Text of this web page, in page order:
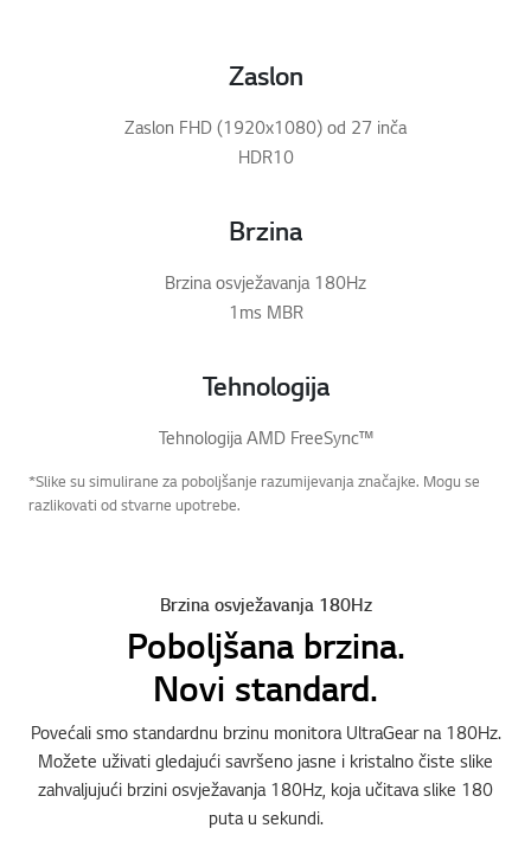
Zaslon
Zaslon FHD (1920x1080) od 27 inča
HDR10
Brzina
Brzina osvježavanja 180Hz
1ms MBR
Tehnologija
Tehnologija AMD FreeSync™
*Slike su simulirane za poboljšanje razumijevanja značajke. Mogu se
razlikovati od stvarne upotrebe.
Brzina osvježavanja 180Hz
Poboljšana brzina.
Novi standard.
Povećali smo standardnu brzinu monitora UltraGear na 180Hz.
Možete uživati gledajući savršeno jasne i kristalno čiste slike
zahvaljujući brzini osvježavanja 180Hz, koja učitava slike 180
puta u sekundi.